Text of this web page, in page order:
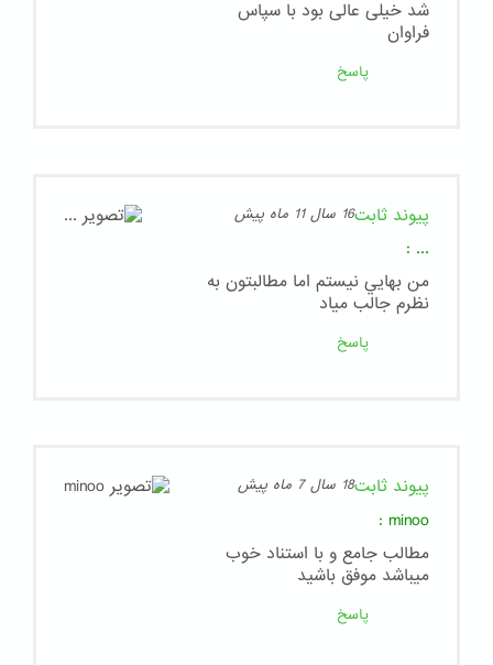
شد خیلی عالی بود با سپاس
فراوان
پاسخ
پیوند ثابت16 سال 11 ماه پیش
...
:
من بهايي نيستم اما مطالبتون به
نظرم جالب مياد
پاسخ
پیوند ثابت18 سال 7 ماه پیش
minoo
:
مطالب جامع و با استناد خوب
ميباشد موفق باشيد
پاسخ